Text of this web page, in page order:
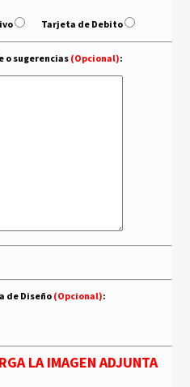
Tarjeta de Debito
o sugerencias(Opcional):
de Diseño(Opcional):
LA IMAGEN ADJUNTA